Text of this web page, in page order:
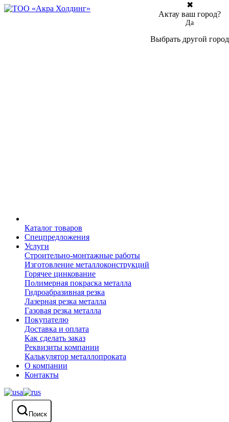
Каталог товаров
Спецпредложения
Услуги
Строительно-монтажные работы
Изготовление металлоконструкций
Горячее цинкование
Полимерная покраска металла
Гидроабразивная резка
Лазерная резка металла
Газовая резка металла
Покупателю
Доставка и оплата
Как сделать заказ
Реквизиты компании
Калькулятор металлопроката
О компании
Контакты
Поиск
✖
Актау ваш город?
Да
Выбрать другой город